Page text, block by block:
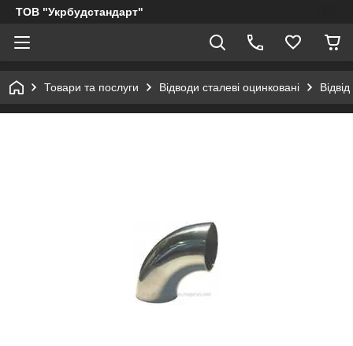
ТОВ "Укрбудстандарт"
Товари та послуги Відводи сталеві оцинковані